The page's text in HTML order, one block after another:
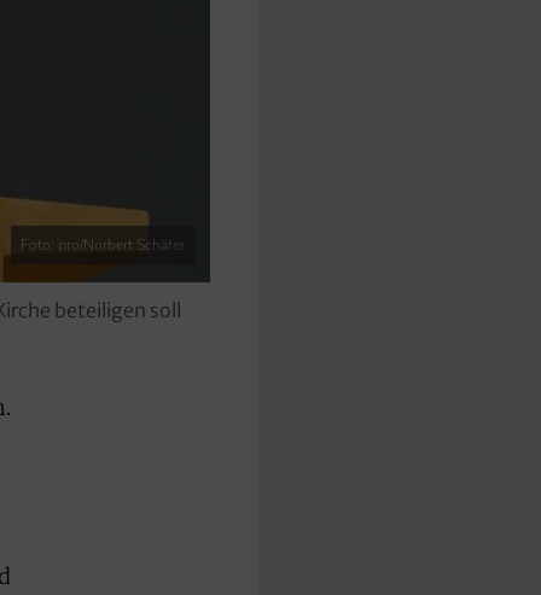
Foto: pro/Norbert Schäfer
beteiligen soll